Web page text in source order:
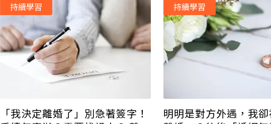
「我決定離婚了」別急著簽字！
持續學習
明明是對方外遇，我
持續學習